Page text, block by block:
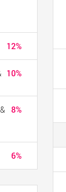
12%
10%
8%
6%